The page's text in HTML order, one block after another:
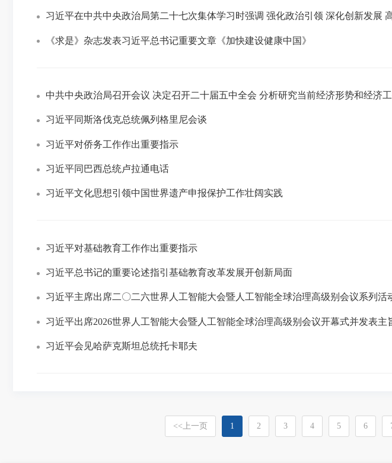
习近平在中共中央政治局第二十七次集体学习时强调 强化政治引领 深化创新发展
《求是》杂志发表习近平总书记重要文章《加快建设健康中国》
中共中央政治局召开会议 决定召开二十届五中全会 分析研究当前经济形势和经济
习近平同斯洛伐克总统佩列格里尼会谈
习近平对侨务工作作出重要指示
习近平同巴西总统卢拉通电话
习近平文化思想引领中国世界遗产申报保护工作壮阔实践
习近平对基础教育工作作出重要指示
习近平总书记的重要论述指引基础教育改革发展开创新局面
习近平主席出席二〇二六世界人工智能大会暨人工智能全球治理高级别会议系列活
习近平出席2026世界人工智能大会暨人工智能全球治理高级别会议开幕式并发表主
习近平会见哈萨克斯坦总统托卡耶夫
<< 上一页 1 2 3 4 5 6